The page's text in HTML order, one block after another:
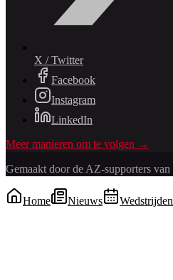
X / Twitter
Facebook
Instagram
LinkedIn
Meer manieren om te volgen →
Gemaakt door de AZ-supporters van
Home Nieuws Wedstrijden